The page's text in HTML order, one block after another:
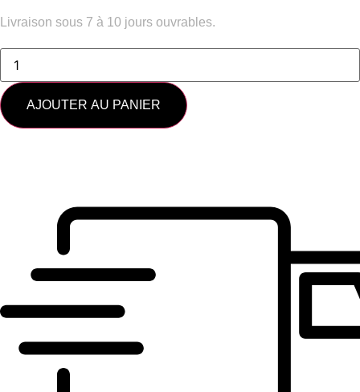
Livraison sous 7 à 10 jours ouvrables.
quantité
SL
706-
001
AJOUTER AU PANIER